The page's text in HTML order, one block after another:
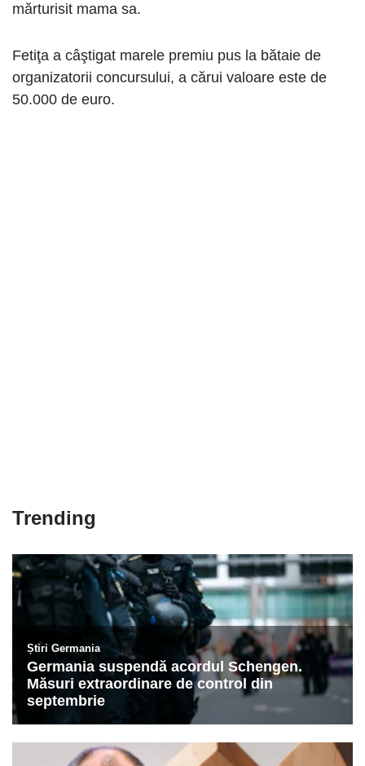
mărturisit mama sa.
Fetiţa a câştigat marele premiu pus la bătaie de
organizatorii concursului, a cărui valoare este de
50.000 de euro.
Trending